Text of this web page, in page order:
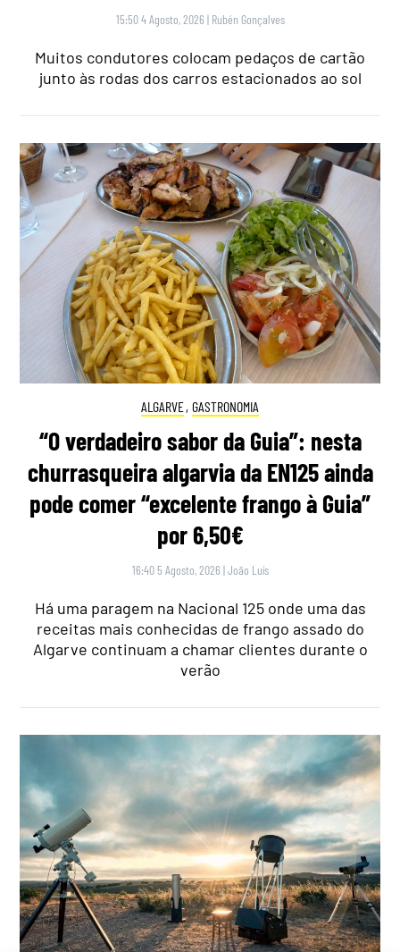
15:50 4 Agosto, 2026 | Rubén Gonçalves
Muitos condutores colocam pedaços de cartão
junto às rodas dos carros estacionados ao sol
ALGARVE, GASTRONOMIA
“O verdadeiro sabor da Guia”: nesta
churrasqueira algarvia da EN125 ainda
pode comer “excelente frango à Guia”
por 6,50€
16:40 5 Agosto, 2026 |João Luís
Há uma paragem na Nacional 125 onde uma das
receitas mais conhecidas de frango assado do
Algarve continuam a chamar clientes durante o
verão